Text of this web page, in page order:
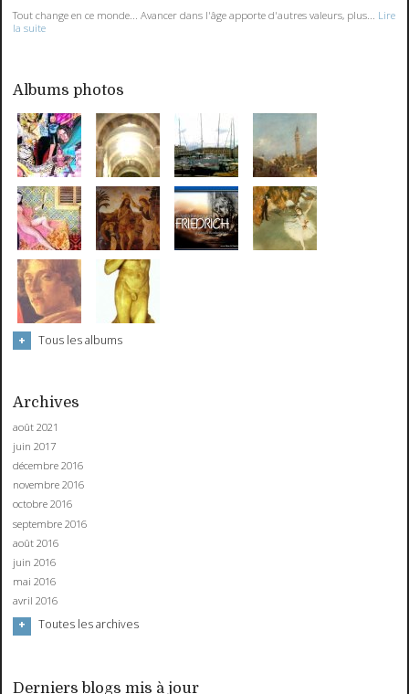
Tout change en ce monde... Avancer dans l'âge apporte d'autres valeurs, plus...
Lire
la suite
Albums photos
Tous les albums
Archives
août 2021
juin 2017
décembre 2016
novembre 2016
octobre 2016
septembre 2016
août 2016
juin 2016
mai 2016
avril 2016
Toutes les archives
Derniers blogs mis à jour